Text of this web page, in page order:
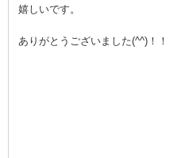
嬉しいです。
ありがとうございました(^^)！！